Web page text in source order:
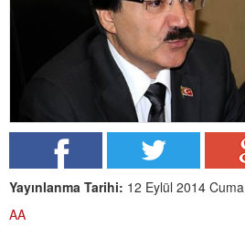
Yayınlanma Tarihi: 12 Eylül 2014 Cuma
AA